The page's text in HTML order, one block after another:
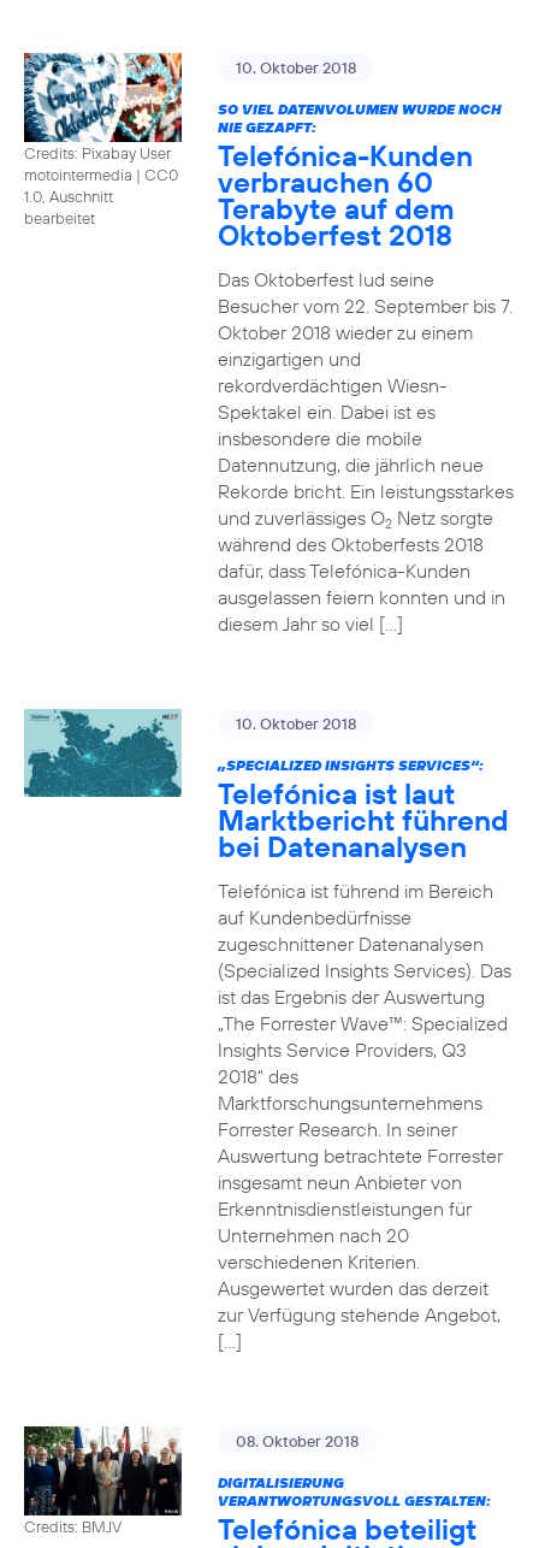
Credits: Pixabay User
motointermedia | CC0
1.0, Auschnitt
bearbeitet
10. Oktober 2018
SO VIEL DATENVOLUMEN WURDE NOCH
NIE GEZAPFT:
Telefónica-Kunden
verbrauchen 60
Terabyte auf dem
Oktoberfest 2018
Das Oktoberfest lud seine
Besucher vom 22. September bis 7.
Oktober 2018 wieder zu einem
einzigartigen und
rekordverdächtigen Wiesn-
Spektakel ein. Dabei ist es
insbesondere die mobile
Datennutzung, die jährlich neue
Rekorde bricht. Ein leistungsstarkes
und zuverlässiges O2Netz sorgte
während des Oktoberfests 2018
dafür, dass Telefónica-Kunden
ausgelassen feiern konnten und in
diesem Jahr so viel […]
10. Oktober 2018
„SPECIALIZED INSIGHTS SERVICES“:
Telefónica ist laut
Marktbericht führend
bei Datenanalysen
Telefónica ist führend im Bereich
auf Kundenbedürfnisse
zugeschnittener Datenanalysen
(Specialized Insights Services). Das
ist das Ergebnis der Auswertung
„The Forrester Wave™: Specialized
Insights Service Providers, Q3
2018“ des
Marktforschungsunternehmens
Forrester Research. In seiner
Auswertung betrachtete Forrester
insgesamt neun Anbieter von
Erkenntnisdienstleistungen für
Unternehmen nach 20
verschiedenen Kriterien.
Ausgewertet wurden das derzeit
zur Verfügung stehende Angebot,
[…]
Credits: BMJV
08. Oktober 2018
DIGITALISIERUNG
VERANTWORTUNGSVOLL GESTALTEN:
Telefónica beteiligt